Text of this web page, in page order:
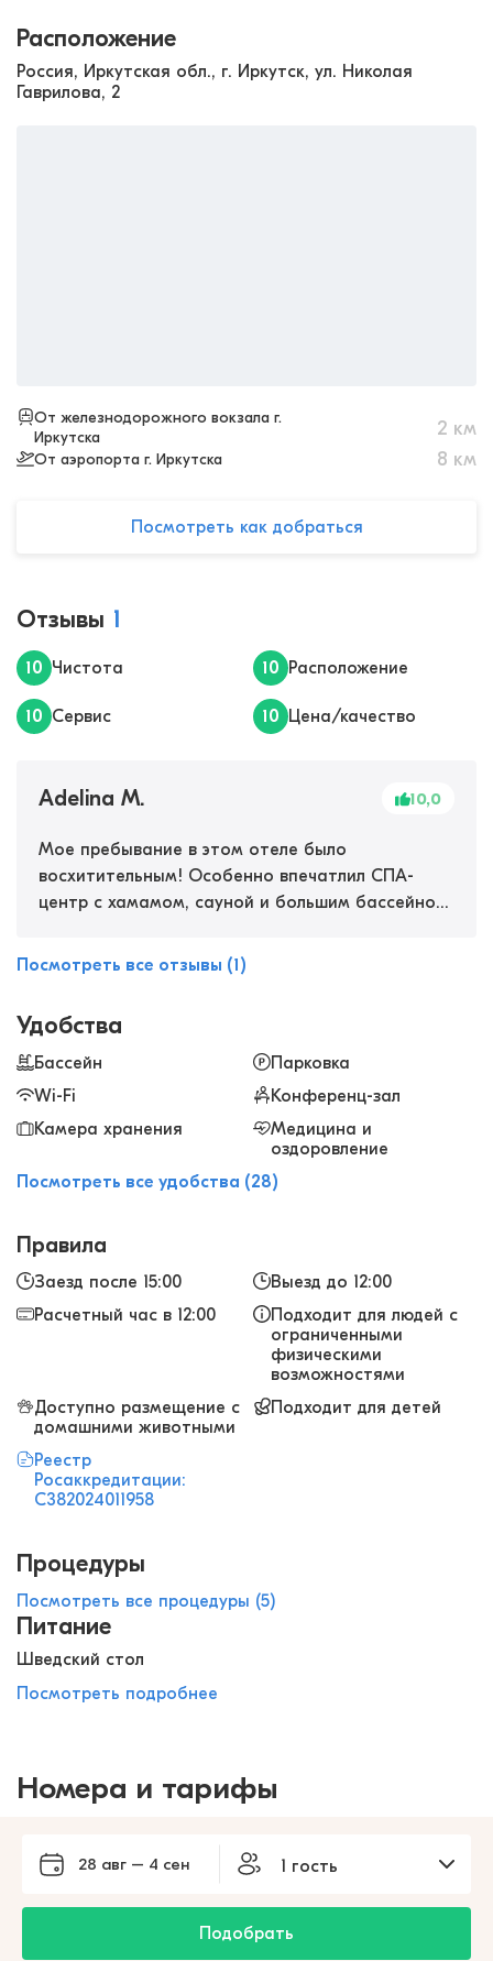
Расположение
Россия, Иркутская обл., г. Иркутск, ул. Николая
Гаврилова, 2
От железнодорожного вокзала г.
Иркутска
2 км
От аэропорта г. Иркутска 8 км
Посмотреть как добраться
Отзывы 1
10 Чистота 10 Расположение
10 Сервис 10 Цена/качество
Adelina M. 10,0
Мое пребывание в этом отеле было
восхитительным! Особенно впечатлил СПА-
центр с хамамом, сауной и большим бассейном.
помогли мышцам, шее и спине расслабиться
после перелета. Номера уютные и современные,
Ресторан светлый, приличный, радовал
вкусными завтраками и изысканными блюдами
сибирской кухни. Будете в Иркутске, рекомендую
Посмотреть все отзывы (1)
Удобства
Бассейн
Парковка
Wi-Fi
Конференц-зал
Камера хранения
Медицина и
оздоровление
Посмотреть все удобства (28)
Правила
Заезд после 15:00
Выезд до 12:00
Расчетный час в 12:00
Подходит для людей с
ограниченными
физическими
возможностями
Доступно размещение с
домашними животными
Подходит для детей
Реестр
Росаккредитации:
С382024011958
Процедуры
Посмотреть все процедуры (5)
Питание
Шведский стол
Посмотреть подробнее
Номера и тарифы
28 авг – 4 сен 1 гость
Подобрать